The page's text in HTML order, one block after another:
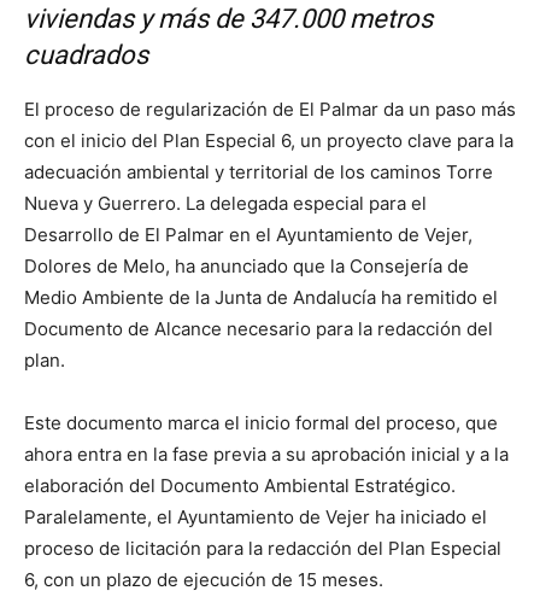
viviendas y más de 347.000 metros
cuadrados
El proceso de regularización de El Palmar da un paso más
con el inicio del Plan Especial 6, un proyecto clave para la
adecuación ambiental y territorial de los caminos Torre
Nueva y Guerrero. La delegada especial para el
Desarrollo de El Palmar en el Ayuntamiento de Vejer,
Dolores de Melo, ha anunciado que la Consejería de
Medio Ambiente de la Junta de Andalucía ha remitido el
Documento de Alcance necesario para la redacción del
plan.
Este documento marca el inicio formal del proceso, que
ahora entra en la fase previa a su aprobación inicial y a la
elaboración del Documento Ambiental Estratégico.
Paralelamente, el Ayuntamiento de Vejer ha iniciado el
proceso de licitación para la redacción del Plan Especial
6, con un plazo de ejecución de 15 meses.